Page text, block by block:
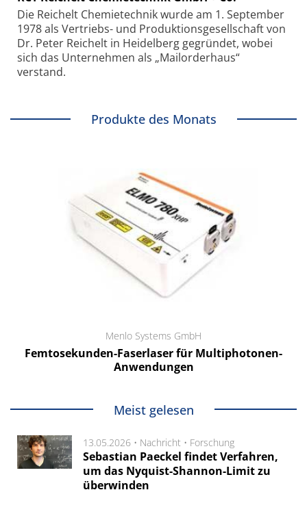
Die Reichelt Chemietechnik wurde am 1. September
1978 als Vertriebs- und Produktionsgesellschaft von
Dr. Peter Reichelt in Heidelberg gegründet, wobei
sich das Unternehmen als „Mailorderhaus“
verstand.
Produkte des Monats
Menlo Systems GmbH
Femtosekunden-Faserlaser für Multiphotonen-
Anwendungen
Meist gelesen
13.05.2026 • Nachricht • Forschung
Sebastian Paeckel findet Verfahren,
um das Nyquist-Shannon-Limit zu
überwinden